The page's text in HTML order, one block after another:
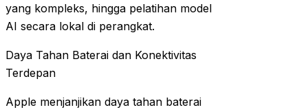
yang kompleks, hingga pelatihan model
AI secara lokal di perangkat.
Daya Tahan Baterai dan Konektivitas
Terdepan
Apple menjanjikan daya tahan baterai